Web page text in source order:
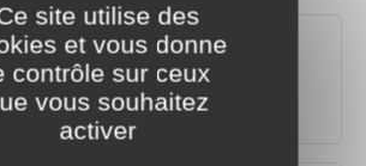
de copropriété
site utilise des
et vous donne
contrôle sur ceux
vous souhaitez
activer